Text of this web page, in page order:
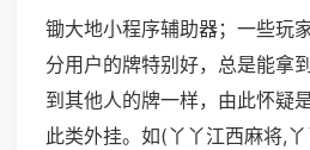
锄大地小程序辅助器；一些玩
分用户的牌特别好，总是能拿
到其他人的牌一样，由此怀疑
此类外挂。如(丫丫江西麻将,